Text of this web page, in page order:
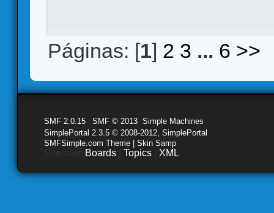
Páginas: [1] 2 3 ... 6 >>
SMF 2.0.15 SMF © 2013 Simple Machines
SimplePortal 2.3.5 © 2008-2012, SimplePortal
SMFSimple.com Theme | Skin Samp
Boards Topics XML